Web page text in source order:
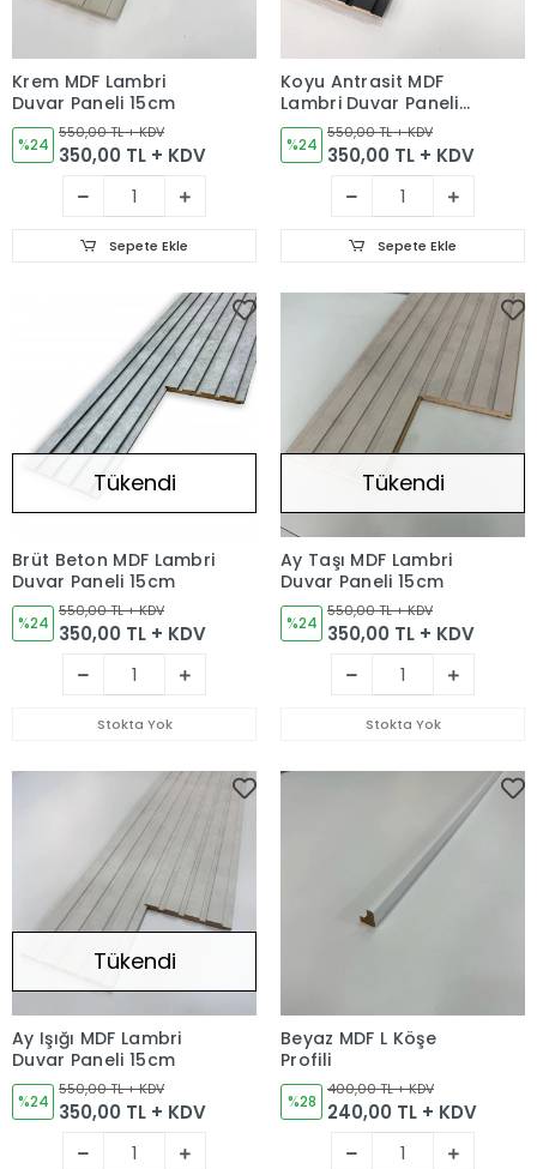
Krem MDF Lambri
Duvar Paneli 15cm
%24
550,00 TL + KDV
350,00 TL + KDV
Sepete Ekle
Koyu Antrasit MDF
Lambri Duvar Paneli
15cm
%24
550,00 TL + KDV
350,00 TL + KDV
Sepete Ekle
Tükendi
Brüt Beton MDF Lambri
Duvar Paneli 15cm
%24
550,00 TL + KDV
350,00 TL + KDV
Stokta Yok
Tükendi
Ay Taşı MDF Lambri
Duvar Paneli 15cm
%24
550,00 TL + KDV
350,00 TL + KDV
Stokta Yok
Tükendi
Ay Işığı MDF Lambri
Duvar Paneli 15cm
%24
550,00 TL + KDV
350,00 TL + KDV
Beyaz MDF L Köşe
Profili
%28
400,00 TL + KDV
240,00 TL + KDV